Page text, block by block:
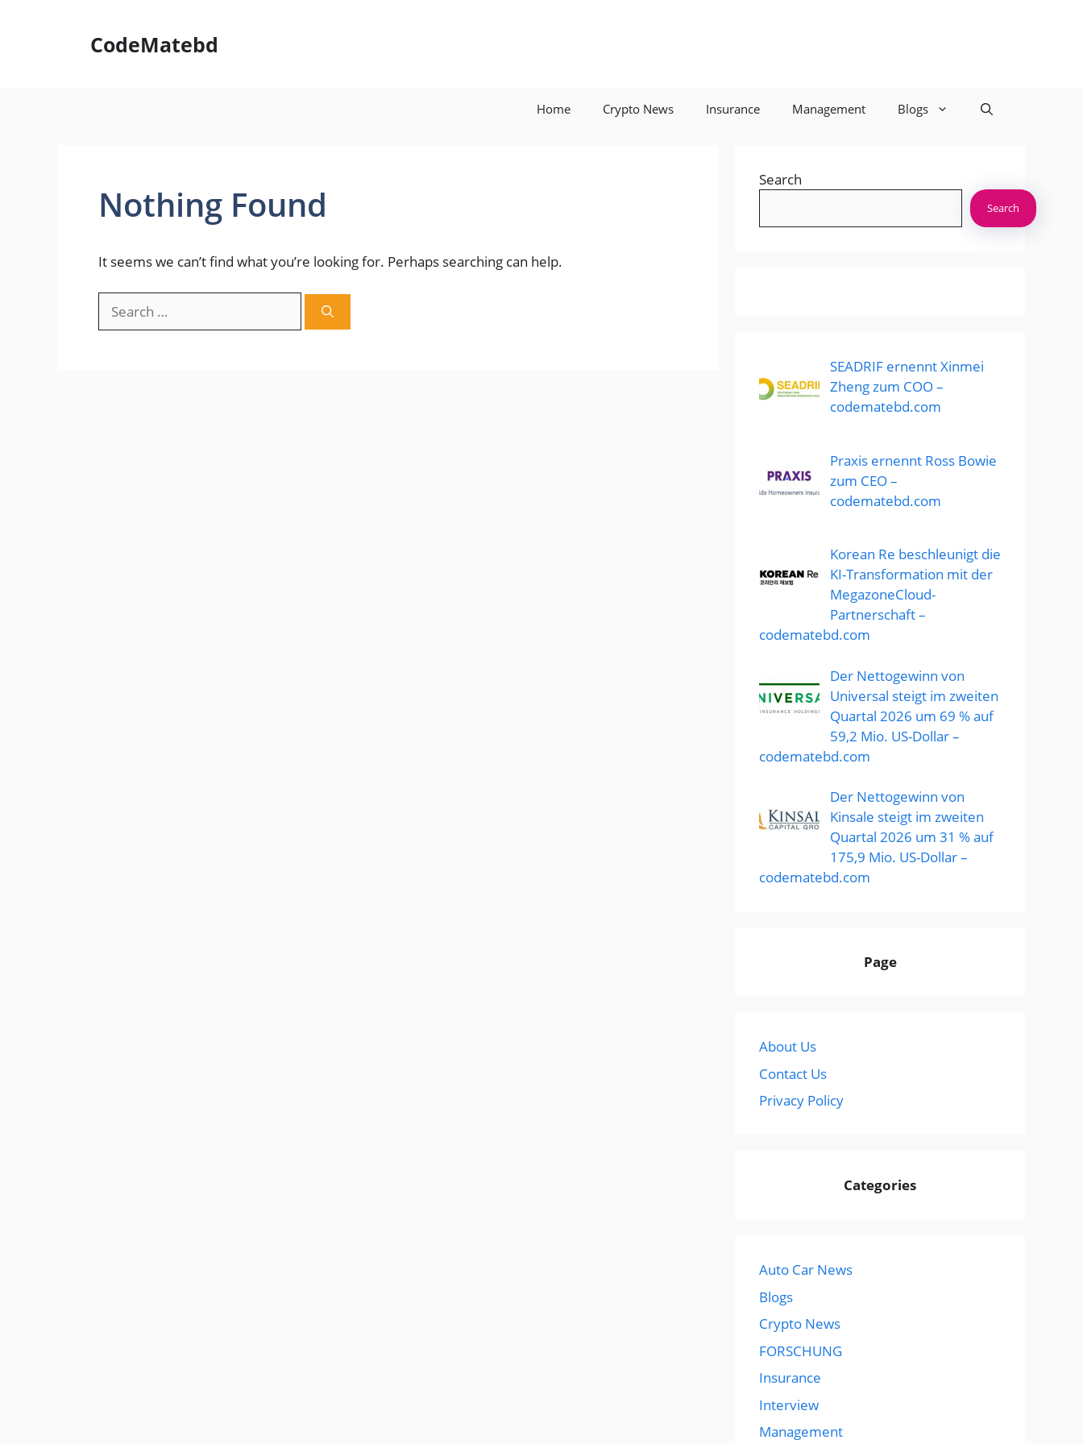
CodeMatebd
Home Crypto News Insurance Management Blogs
Nothing Found
It seems we can’t find what you’re looking for. Perhaps searching can help.
for:
Search
Search
SEADRIF ernennt Xinmei
Zheng zum COO –
codematebd.com
Praxis ernennt Ross Bowie
zum CEO –
codematebd.com
Korean Re beschleunigt die
KI-Transformation mit der
MegazoneCloud-
Partnerschaft –
codematebd.com
Der Nettogewinn von
Universal steigt im zweiten
Quartal 2026 um 69 % auf
59,2 Mio. US-Dollar –
codematebd.com
Der Nettogewinn von
Kinsale steigt im zweiten
Quartal 2026 um 31 % auf
175,9 Mio. US-Dollar –
codematebd.com
Page
About Us
Contact Us
Privacy Policy
Categories
Auto Car News
Blogs
Crypto News
FORSCHUNG
Insurance
Interview
Management